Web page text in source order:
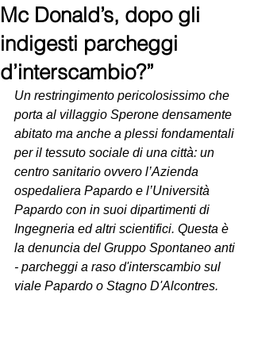
Mc Donald’s, dopo gli
indigesti parcheggi
d’interscambio?”
Un restringimento pericolosissimo che
porta al villaggio Sperone densamente
abitato ma anche a plessi fondamentali
per il tessuto sociale di una città: un
centro sanitario ovvero l’Azienda
ospedaliera Papardo e l’Università
Papardo con in suoi dipartimenti di
Ingegneria ed altri scientifici. Questa è
la denuncia del Gruppo Spontaneo anti
- parcheggi a raso d'interscambio sul
viale Papardo o Stagno D'Alcontres.